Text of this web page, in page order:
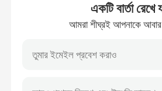
হরিণ বেড়া নেটিং
পরিবেশ ও ক্ষয় নিয়ন্ত্রণ
একটি বার্তা রেখে
আমরা শীঘ্রই আপনাকে